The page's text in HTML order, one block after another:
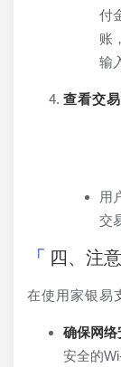
付
账
输
查看交
用
交
四、注
在使用家银易
确保网络
安全的